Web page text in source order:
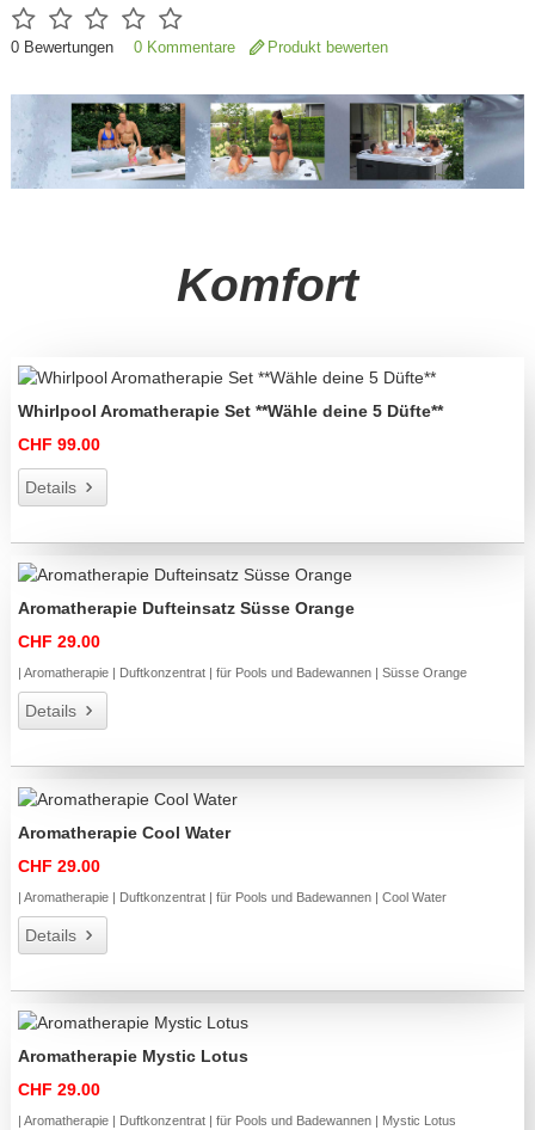
0Bewertungen 0 Kommentare Produkt bewerten
Komfort
Whirlpool Aromatherapie Set **Wähle deine 5 Düfte**
CHF 99.00
Details
Aromatherapie Dufteinsatz Süsse Orange
CHF 29.00
| Aromatherapie | Duftkonzentrat | für Pools und Badewannen | Süsse Orange
Details
Aromatherapie Cool Water
CHF 29.00
| Aromatherapie | Duftkonzentrat | für Pools und Badewannen | Cool Water
Details
Aromatherapie Mystic Lotus
CHF 29.00
| Aromatherapie | Duftkonzentrat | für Pools und Badewannen | Mystic Lotus